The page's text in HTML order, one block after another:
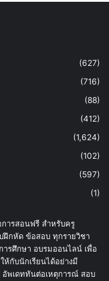
(627)
(716)
(88)
(412)
(1,624)
(102)
(597)
(1)
ารสอนฟรี สำหรับครู
ฝึกหัด ข้อสอบ ทุกรายวิชา
ารศึกษา อบรมออนไลน์ เพื่อ
ห้กับนักเรียนได้อย่างมี
พเดททันต่อเหตุการณ์ สอบ